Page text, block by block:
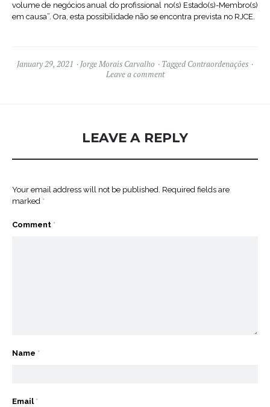
volume de negócios anual do profissional no(s) Estado(s)-Membro(s)
em causa”. Ora, esta possibilidade não se encontra prevista no RJCE.
January 29, 2021 Jorge Morais Carvalho Tagged Contraordenações
Leave a comment
LEAVE A REPLY
Your email address will not be published. Required fields are
marked *
Comment *
Name *
Email *